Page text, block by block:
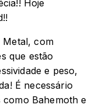
Hoje
Metal, com
que estão
e peso,
É necessário
como Bahemoth e